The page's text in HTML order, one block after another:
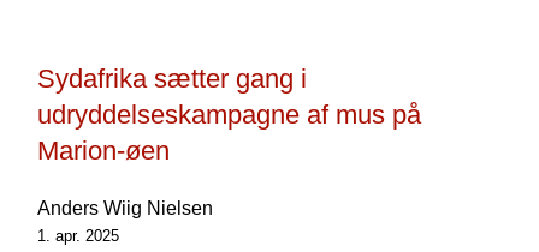
Sydafrika sætter gang i
udryddelseskampagne af mus på
Marion-øen
Anders Wiig Nielsen
1. apr. 2025